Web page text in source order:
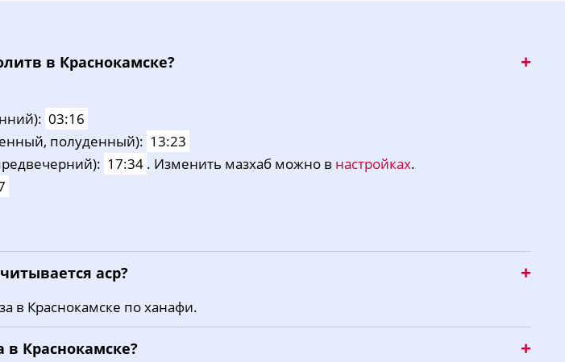
в Краснокамске?
03:16
полуденный): 13:23
17:34 . Изменить мазхаб можно в настройках.
аср?
в Краснокамске по ханафи.
Краснокамске?